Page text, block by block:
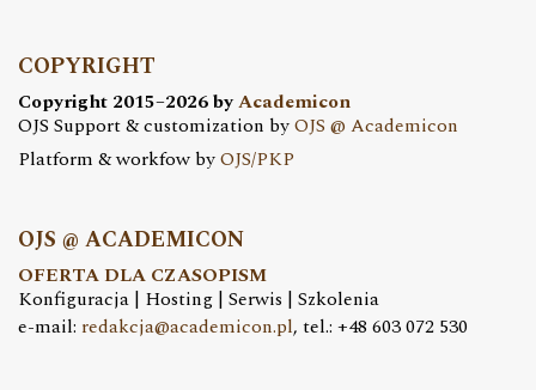
COPYRIGHT
Copyright 2015–2026 byAcademicon
OJS Support & customization byOJS @ Academicon
Platform & workfow byOJS/PKP
OJS @ ACADEMICON
OFERTA DLA CZASOPISM
Konfiguracja | Hosting | Serwis | Szkolenia
e-mail: redakcja@academicon.pl, tel.: +48 603 072 530